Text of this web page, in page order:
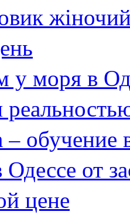
у моря в
обучение
Одессе от
цене